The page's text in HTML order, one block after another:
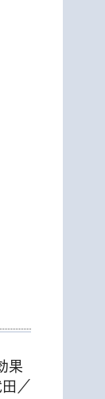
果
／